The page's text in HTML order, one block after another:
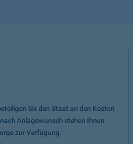
Sie den Staat an den Kosten
Anlagewunsch stehen Ihnen
zur Verfügung.